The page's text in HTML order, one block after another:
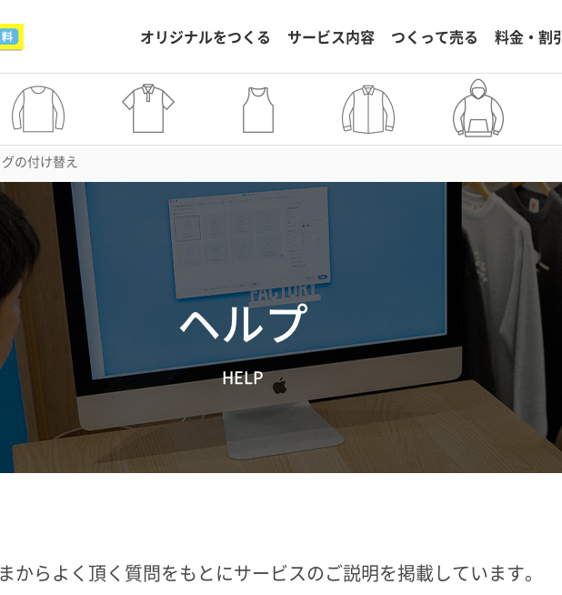
オリジナルをつくる サービス内容 つくって売る 料金・割引
グの付け替え
ヘルプ
HELP
からよく頂く質問をもとにサービスのご説明を掲載しています。